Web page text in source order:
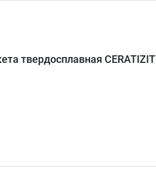
твердосплавная CERATIZIT